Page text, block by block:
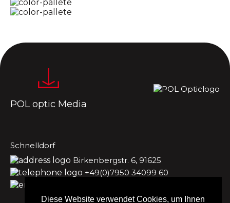
Diese Website verwendet Cookies, um Ihnen
POL optic Media
Schnelldorf
Birkenbergstr. 6, 91625
+49(0)7950 34099 60